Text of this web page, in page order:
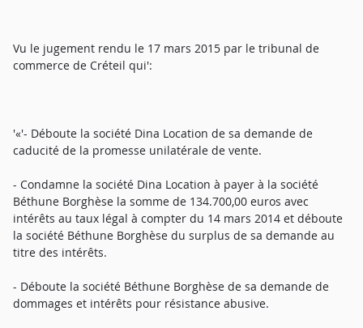
Vu le jugement rendu le 17 mars 2015 par le tribunal de
commerce de Créteil qui':
'«'- Déboute la société Dina Location de sa demande de
caducité de la promesse unilatérale de vente.
- Condamne la société Dina Location à payer à la société
Béthune Borghèse la somme de 134.700,00 euros avec
intérêts au taux légal à compter du 14 mars 2014 et déboute
la société Béthune Borghèse du surplus de sa demande au
titre des intérêts.
- Déboute la société Béthune Borghèse de sa demande de
dommages et intérêts pour résistance abusive.